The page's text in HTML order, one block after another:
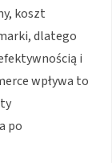
koszt
dlatego
i
wpływa to
po